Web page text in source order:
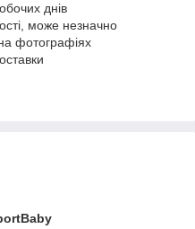
днів
може незначно
фотографіях